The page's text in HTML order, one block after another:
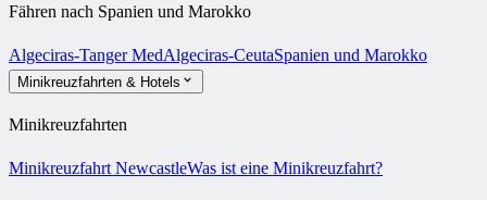
Fähren nach Spanien und Marokko
Algeciras-Tanger MedAlgeciras-CeutaSpanien und Marokko
Minikreuzfahrten & Hotels
Minikreuzfahrten
Minikreuzfahrt NewcastleWas ist eine Minikreuzfahrt?